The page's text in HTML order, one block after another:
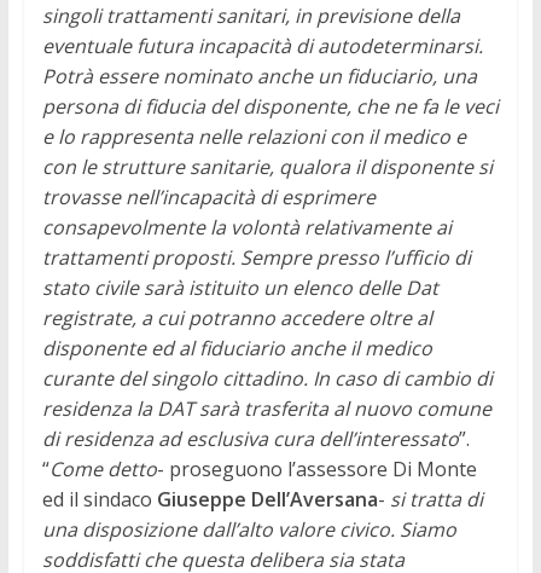
singoli trattamenti sanitari, in previsione della
eventuale futura incapacità di autodeterminarsi.
Potrà essere nominato anche un fiduciario, una
persona di fiducia del disponente, che ne fa le veci
e lo rappresenta nelle relazioni con il medico e
con le strutture sanitarie, qualora il disponente si
trovasse nell’incapacità di esprimere
consapevolmente la volontà relativamente ai
trattamenti proposti. Sempre presso l’ufficio di
stato civile sarà istituito un elenco delle Dat
registrate, a cui potranno accedere oltre al
disponente ed al fiduciario anche il medico
curante del singolo cittadino. In caso di cambio di
residenza la DAT sarà trasferita al nuovo comune
di residenza ad esclusiva cura dell’interessato”.
“Come detto- proseguono l’assessore Di Monte
ed il sindaco Giuseppe Dell’Aversana- si tratta di
una disposizione dall’alto valore civico. Siamo
soddisfatti che questa delibera sia stata